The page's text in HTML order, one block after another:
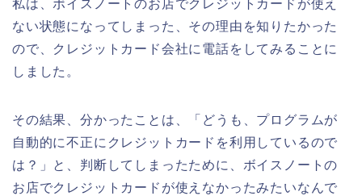
私は、ボイスノートのお店でクレジットカードが使え
ない状態になってしまった、その理由を知りたかった
ので、クレジットカード会社に電話をしてみることに
しました。
その結果、分かったことは、「どうも、プログラムが
自動的に不正にクレジットカードを利用しているので
は？」と、判断してしまったために、ボイスノートの
お店でクレジットカードが使えなかったみたいなんで